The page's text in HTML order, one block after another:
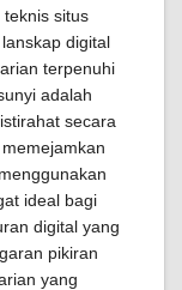
situs
digital
terpenuhi
adalah
secara
ideal bagi
digital yang
pikiran
yang